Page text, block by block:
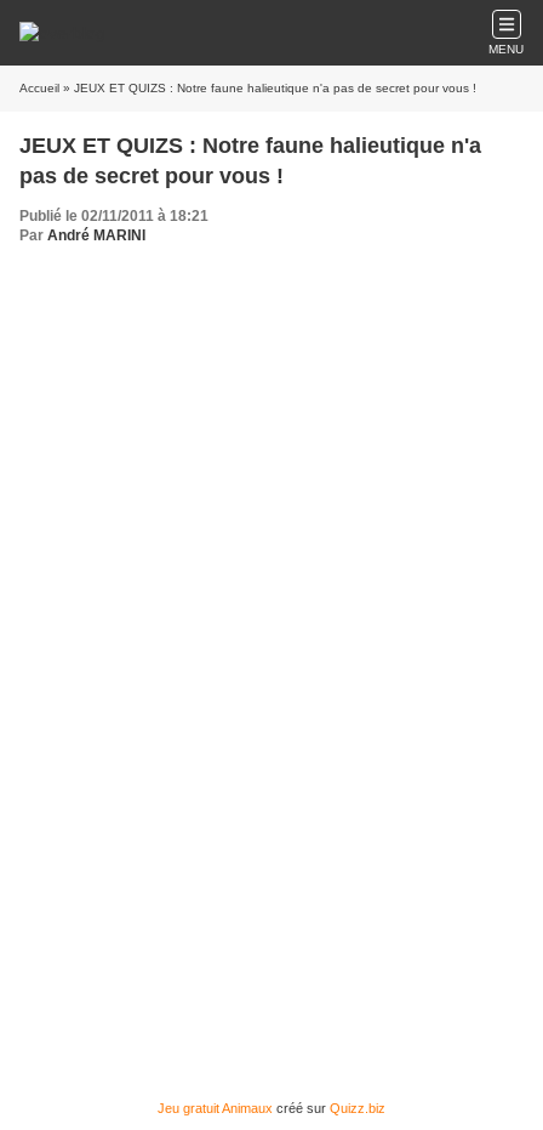
MENU
Accueil » JEUX ET QUIZS : Notre faune halieutique n'a pas de secret pour vous !
JEUX ET QUIZS : Notre faune halieutique n'a
pas de secret pour vous !
Publié le 02/11/2011 à 18:21
Par André MARINI
Jeu gratuit Animaux créé sur Quizz.biz